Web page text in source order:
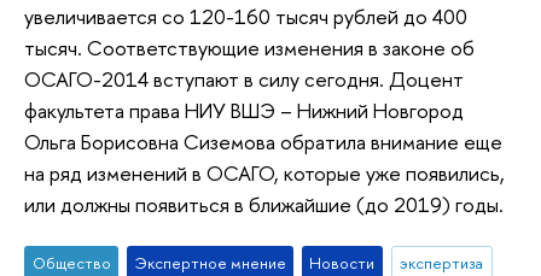
увеличивается со 120-160 тысяч рублей до 400
тысяч. Соответствующие изменения в законе об
ОСАГО-2014 вступают в силу сегодня. Доцент
факультета права НИУ ВШЭ – Нижний Новгород
Ольга Борисовна Сиземова обратила внимание еще
на ряд изменений в ОСАГО, которые уже появились,
или должны появиться в ближайшие (до 2019) годы.
Общество Экспертное мнение Новости
экспертиза